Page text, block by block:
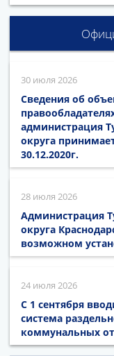
30 июля 2026
Сведения об
администрация
округа
30.12.2020г.
28 июля 2026
Администрация
округа
возможном
24 июля 2026
С 1 сентября
система
коммунальных